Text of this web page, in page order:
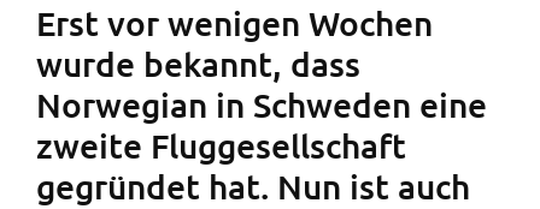
Erst vor wenigen Wochen
wurde bekannt, dass
Norwegian in Schweden eine
zweite Fluggesellschaft
gegründet hat. Nun ist auch